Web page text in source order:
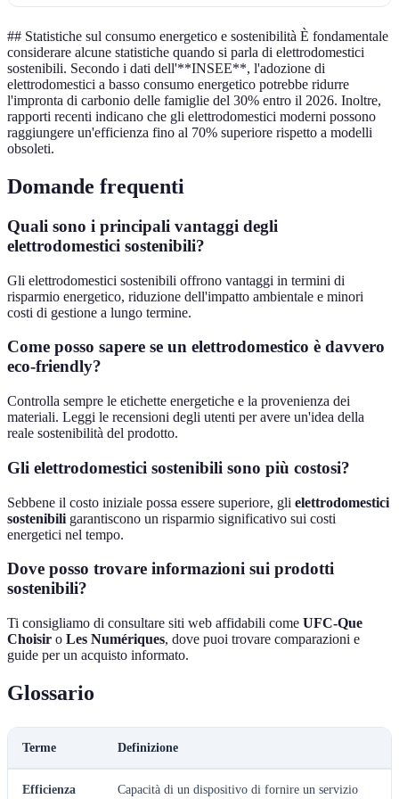
## Statistiche sul consumo energetico e sostenibilità È fondamentale
considerare alcune statistiche quando si parla di elettrodomestici
sostenibili. Secondo i dati dell'**INSEE**, l'adozione di
elettrodomestici a basso consumo energetico potrebbe ridurre
l'impronta di carbonio delle famiglie del 30% entro il 2026. Inoltre,
rapporti recenti indicano che gli elettrodomestici moderni possono
raggiungere un'efficienza fino al 70% superiore rispetto a modelli
obsoleti.
Domande frequenti
Quali sono i principali vantaggi degli
elettrodomestici sostenibili?
Gli elettrodomestici sostenibili offrono vantaggi in termini di
risparmio energetico, riduzione dell'impatto ambientale e minori
costi di gestione a lungo termine.
Come posso sapere se un elettrodomestico è davvero
eco-friendly?
Controlla sempre le etichette energetiche e la provenienza dei
materiali. Leggi le recensioni degli utenti per avere un'idea della
reale sostenibilità del prodotto.
Gli elettrodomestici sostenibili sono più costosi?
Sebbene il costo iniziale possa essere superiore, gli elettrodomestici
sostenibili garantiscono un risparmio significativo sui costi
energetici nel tempo.
Dove posso trovare informazioni sui prodotti
sostenibili?
Ti consigliamo di consultare siti web affidabili come UFC-Que
Choisir o Les Numériques, dove puoi trovare comparazioni e
guide per un acquisto informato.
Glossario
Terme Definizione
Efficienza
Capacità di un dispositivo di fornire un servizio